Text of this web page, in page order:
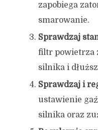
zapobiega
smarowanie.
Sprawdzaj
filtr powietrza
silnika i
Sprawdzaj i
ustawienie
silnika oraz